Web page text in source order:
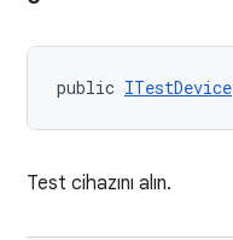
public ITestDevice
Test cihazını alın.